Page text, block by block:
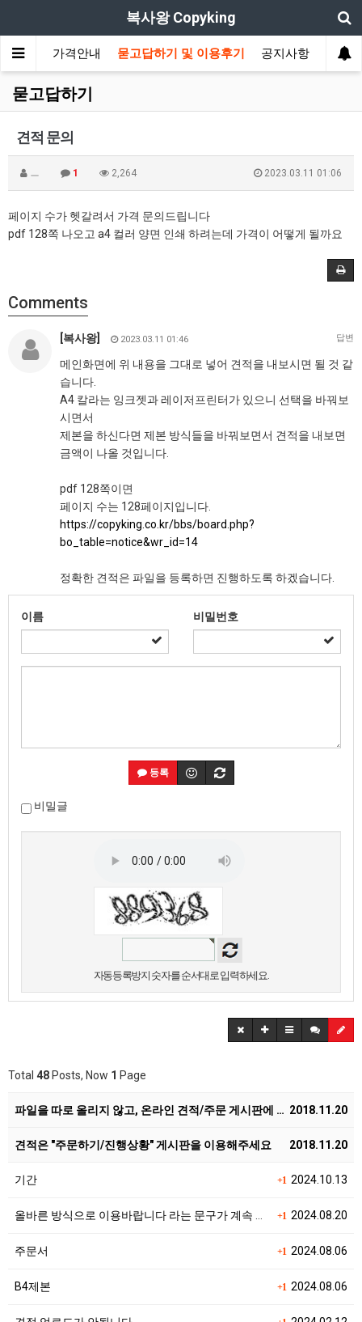
복사왕 Copyking
/주문 가격안내 묻고답하기 및 이용후기 공지사항
묻고답하기
견적 문의
ㅡ 1 2,264 2023.03.11 01:06
페이지 수가 헷갈려서 가격 문의드립니다
pdf 128쪽 나오고 a4 컬러 양면 인쇄 하려는데 가격이 어떻게 될까요
Comments
[복사왕] 2023.03.11 01:46 답변
메인화면에 위 내용을 그대로 넣어 견적을 내보시면 될 것 같
습니다.
A4 칼라는 잉크젯과 레이저프린터가 있으니 선택을 바꿔보
시면서
제본을 하신다면 제본 방식들을 바꿔보면서 견적을 내보면
금액이 나올 것입니다.
pdf 128쪽이면
페이지 수는 128페이지입니다.
https://copyking.co.kr/bbs/board.php?
bo_table=notice&wr_id=14
정확한 견적은 파일을 등록하면 진행하도록 하겠습니다.
이름 비밀번호
등록
비밀글
자동등록방지 숫자를 순서대로 입력하세요.
Total 48 Posts, Now 1 Page
2018.11.20
파일을 따로 올리지 않고, 온라인 견적/주문 게시판에 …
2018.11.20
견적은 "주문하기/진행상황" 게시판을 이용해주세요
+1 2024.10.13
기간
+1 2024.08.20
올바른 방식으로 이용바랍니다 라는 문구가 계속 떠요
+1 2024.08.06
주문서
+1 2024.08.06
B4제본